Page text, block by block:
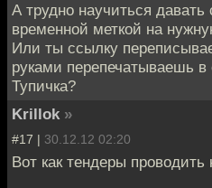
А трудно научиться
временной меткой на
Или ты ссылку
руками перепечатываешь в
Тупичка?
Krillok »
#17 | 30.12.12 02:20
Вот как тендеры проводить